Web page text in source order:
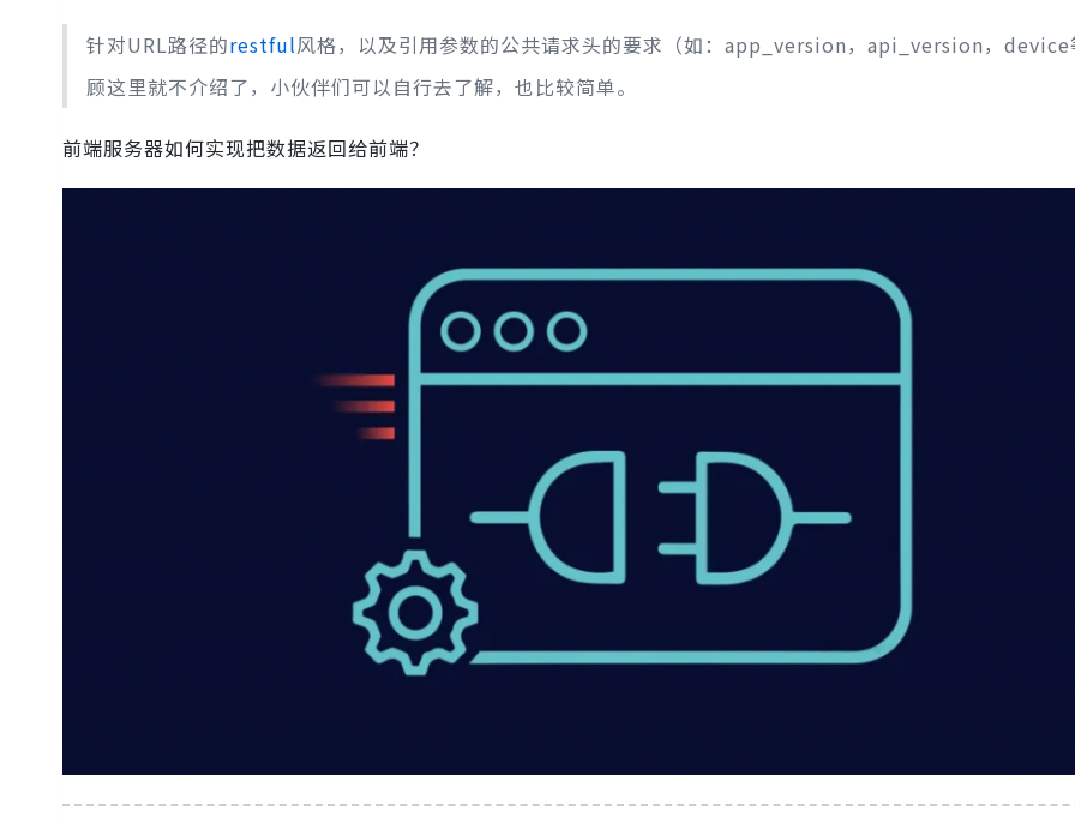
针对URL路径的restful风格，以及引用参数的公共请求头的要求（如：app_version，api_version，device
顾这里就不介绍了，小伙伴们可以自行去了解，也比较简单。
前端服务器如何实现把数据返回给前端？